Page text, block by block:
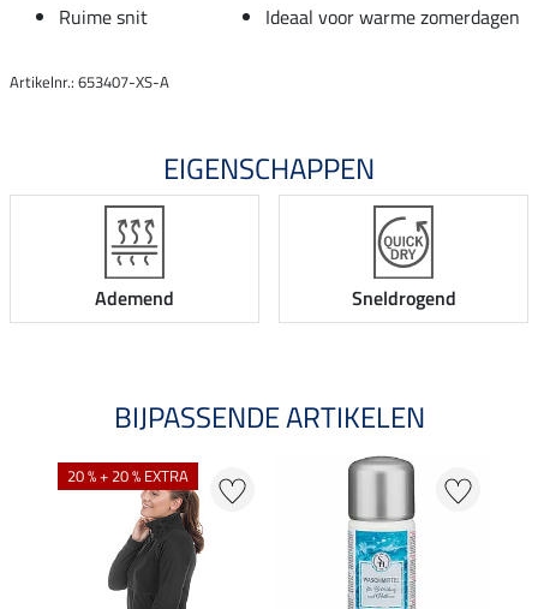
Ruime snit
Ideaal voor warme zomerdagen
Artikelnr.: 653407-XS-A
EIGENSCHAPPEN
Ademend Sneldrogend
BIJPASSENDE ARTIKELEN
20 % + 20 % EXTRA